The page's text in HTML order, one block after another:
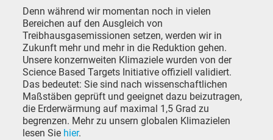
Denn während wir momentan noch in vielen
Bereichen auf den Ausgleich von
Treibhausgasemissionen setzen, werden wir in
Zukunft mehr und mehr in die Reduktion gehen.
Unsere konzernweiten Klimaziele wurden von der
Science Based Targets Initiative offiziell validiert.
Das bedeutet: Sie sind nach wissenschaftlichen
Maßstäben geprüft und geeignet dazu beizutragen,
die Erderwärmung auf maximal 1,5 Grad zu
begrenzen. Mehr zu unsern globalen Klimazielen
lesen Sie hier.